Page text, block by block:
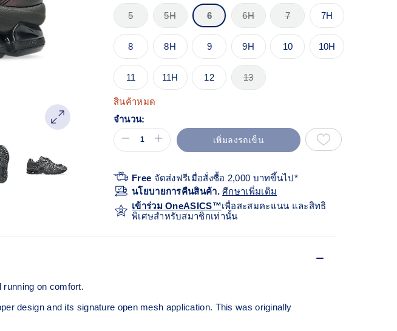
หน้า
เดียวกัน
5 5H 6 6H 7 7H
8 8H 9 9H 10 10H
11 11H 12 13
สินค้าหมด
จำนวน:
เพิ่มลงรถเข็น
Free จัดส่งฟรีเมื่อสั่งซื้อ 2,000 บาทขึ้นไป*
นโยบายการคืนสินค้า.ศีกษาเพิ่มเติม
เข้าร่วม OneASICS™เพื่อสะสมคะแนน และสิทธิ
พิเศษสำหรับสมาชิกเท่านั้น
on comfort.
design and its signature open mesh application. This was originally